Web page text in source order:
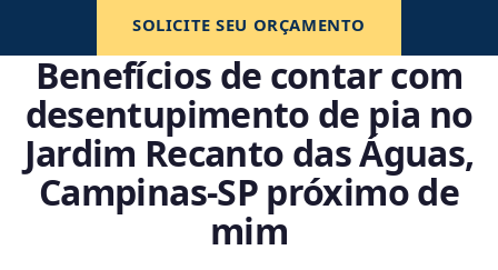
SOLICITE SEU ORÇAMENTO
Benefícios de contar com
desentupimento de pia no
Jardim Recanto das Águas,
Campinas‑SP próximo de
mim